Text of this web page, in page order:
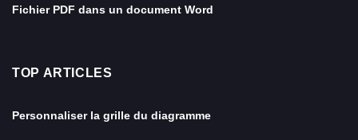
Fichier PDF dans un document Word
TOP ARTICLES
Personnaliser la grille du diagramme